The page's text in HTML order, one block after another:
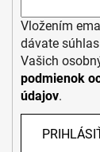
Vložením
dávate
Vašich
podmienok
údajov.